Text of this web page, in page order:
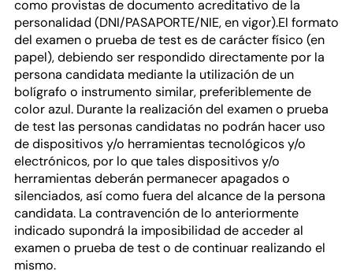
como provistas de documento acreditativo de la
personalidad (DNI/PASAPORTE/NIE, en vigor).El formato
del examen o prueba de test es de carácter físico (en
papel), debiendo ser respondido directamente por la
persona candidata mediante la utilización de un
bolígrafo o instrumento similar, preferiblemente de
color azul. Durante la realización del examen o prueba
de test las personas candidatas no podrán hacer uso
de dispositivos y/o herramientas tecnológicos y/o
electrónicos, por lo que tales dispositivos y/o
herramientas deberán permanecer apagados o
silenciados, así como fuera del alcance de la persona
candidata. La contravención de lo anteriormente
indicado supondrá la imposibilidad de acceder al
examen o prueba de test o de continuar realizando el
mismo.